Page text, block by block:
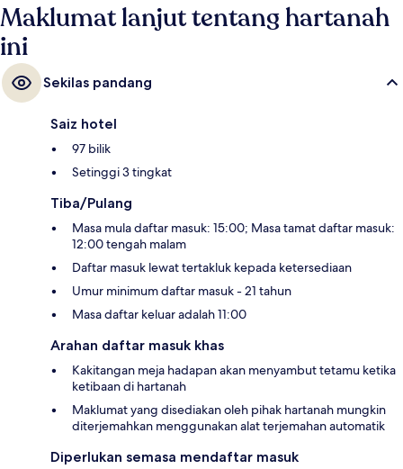
Maklumat lanjut tentang hartanah
ini
Sekilas pandang
Saiz hotel
97 bilik
Setinggi 3 tingkat
Tiba/Pulang
Masa mula daftar masuk: 15:00; Masa tamat daftar masuk:
12:00 tengah malam
Daftar masuk lewat tertakluk kepada ketersediaan
Umur minimum daftar masuk - 21 tahun
Masa daftar keluar adalah 11:00
Arahan daftar masuk khas
Kakitangan meja hadapan akan menyambut tetamu ketika
ketibaan di hartanah
Maklumat yang disediakan oleh pihak hartanah mungkin
diterjemahkan menggunakan alat terjemahan automatik
Diperlukan semasa mendaftar masuk